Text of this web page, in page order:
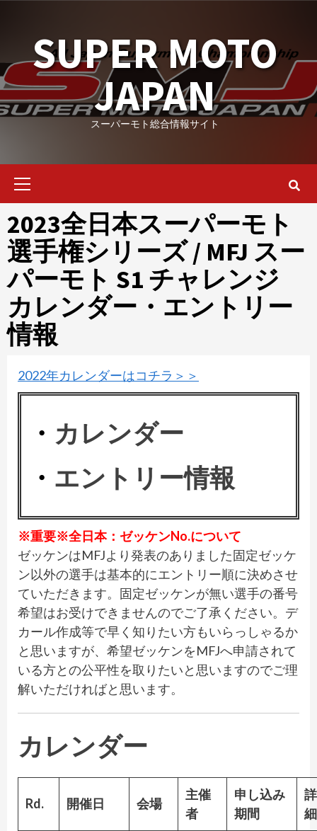
contentSUPER MOTO
JAPAN
スーパーモト総合情報サイト
Primary
2023全日本スーパーモト
選手権シリーズ / MFJ スー
パーモト S1 チャレンジ
カレンダー・エントリー
情報
2022年カレンダーはコチラ＞＞
・ カレンダー
・ エントリー情報
※重要※全日本：ゼッケンNo.について
ゼッケンはMFJより発表のありました固定ゼッケ
ン以外の選手は基本的にエントリー順に決めさせ
ていただきます。固定ゼッケンが無い選手の番号
希望はお受けできませんのでご了承ください。デ
カール作成等で早く知りたい方もいらっしゃるか
と思いますが、希望ゼッケンをMFJへ申請されて
いる方との公平性を取りたいと思いますのでご理
解いただければと思います。
カレンダー
Rd. 開催日 会場
主催
者
申し込み
期間
詳
細